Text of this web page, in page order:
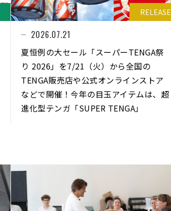
RELEASE
2026.07.21
夏恒例の⼤セール「スーパーTENGA祭
り 2026」を7/21（⽕）から全国の
TENGA販売店や公式オンラインストア
などで開催！今年の⽬⽟アイテムは、超
進化型テンガ「SUPER TENGA」